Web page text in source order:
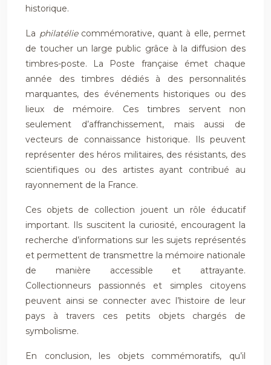
historique.
La philatéliecommémorative, quant à elle, permet
de toucher un large public grâce à la diffusion des
timbres-poste. La Poste française émet chaque
année des timbres dédiés à des personnalités
marquantes, des événements historiques ou des
lieux de mémoire. Ces timbres servent non
seulement d’affranchissement, mais aussi de
vecteurs de connaissance historique. Ils peuvent
représenter des héros militaires, des résistants, des
scientifiques ou des artistes ayant contribué au
rayonnement de la France.
Ces objets de collection jouent un rôle éducatif
important. Ils suscitent la curiosité, encouragent la
recherche d’informations sur les sujets représentés
et permettent de transmettre la mémoire nationale
de manière accessible et attrayante.
Collectionneurs passionnés et simples citoyens
peuvent ainsi se connecter avec l’histoire de leur
pays à travers ces petits objets chargés de
symbolisme.
En conclusion, les objets commémoratifs, qu’il